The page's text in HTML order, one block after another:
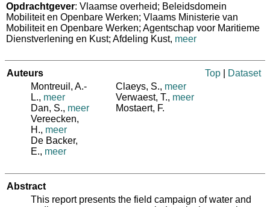
Opdrachtgever: Vlaamse overheid; Beleidsdomein
Mobiliteit en Openbare Werken; Vlaams Ministerie van
Mobiliteit en Openbare Werken; Agentschap voor Maritieme
Dienstverlening en Kust; Afdeling Kust, meer
Auteurs Top
Dataset
Montreuil, A.-
L., meer
Dan, S., meer
Vereecken,
H., meer
De Backer,
E., meer
Claeys, S., meer
Verwaest, T., meer
Mostaert, F.
Abstract
This report presents the field campaign of water and